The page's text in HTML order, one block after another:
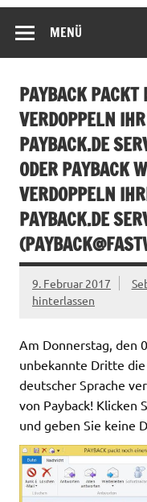
MENÜ
PAYBACK PACKT
VERDOPPELN
PAYBACK.DE
ODER PAYBACK
VERDOPPELN
PAYBACK.DE
(
9. Februar 2017
hinterlassen
Am Donnerstag, den
unbekannte Dritte
deutscher Sprache
von Payback! Klicken
und geben Sie keine